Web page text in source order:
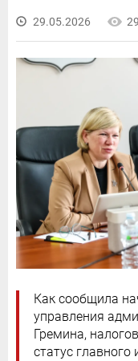
29.05.2026
Как сообщила
управления
Гремина,
статус